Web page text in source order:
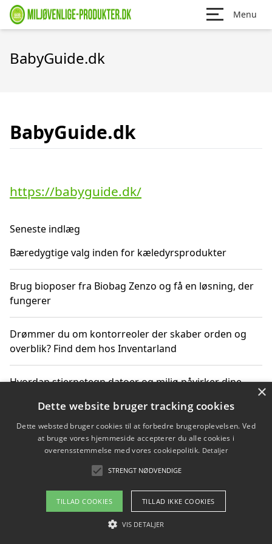
Menu
BabyGuide.dk
BabyGuide.dk
https://babyguide.dk/
Seneste indlæg
Bæredygtige valg inden for kæledyrsprodukter
Brug bioposer fra Biobag Zenzo og få en løsning, der
fungerer
Drømmer du om kontorreoler der skaber orden og
overblik? Find dem hos Inventarland
Hvordan stjernetegn datoer og miljø påvirker dine
Bæredygtige gadgets til en grønnere hverdag
Om / kontakt
Blog Betingelser
×
Dette website bruger tracking cookies
Dette websted bruger cookies til at forbedre brugeroplevelsen. Ved
at bruge vores hjemmeside accepterer du alle cookies i
overensstemmelse med vores cookiepolitik. Detaljer
STRENGT NØDVENDIGE
TILLAD COOKIES TILLAD IKKE COOKIES
VIS DETALJER